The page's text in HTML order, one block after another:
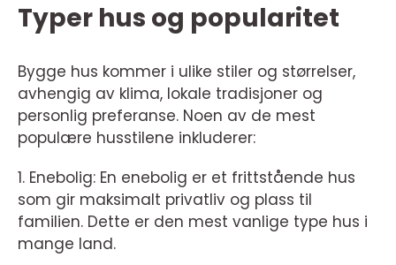
Typer hus og popularitet
Bygge hus kommer i ulike stiler og størrelser,
avhengig av klima, lokale tradisjoner og
personlig preferanse. Noen av de mest
populære husstilene inkluderer:
1. Enebolig: En enebolig er et frittstående hus
som gir maksimalt privatliv og plass til
familien. Dette er den mest vanlige type hus i
mange land.